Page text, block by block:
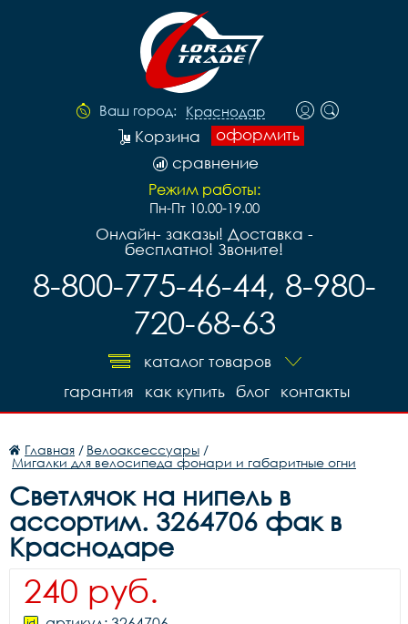
Ваш город: Краснодар
оформить
Корзина
сравнение
Режим работы:
Пн-Пт 10.00-19.00
Онлайн- заказы! Доставка -
бесплатно! Звоните!
8-800-775-46-44, 8-980-
720-68-63
каталог товаров
контакты
блог
как купить
гарантия
Главная / Велоаксессуары /
Мигалки для велосипеда фонари и габаритные огни
Светлячок на нипель в
ассортим. 3264706 фак в
Краснодаре
240 руб.